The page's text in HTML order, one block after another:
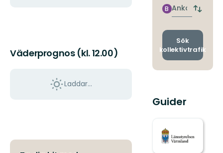
Väderprognos (kl. 12.00)
Laddar...
Ankomst
B
Byt
och
Sök
kollektivtrafik
Guider